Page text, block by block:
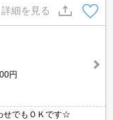
ください!。
詳細を見る
円
せでもＯＫです☆